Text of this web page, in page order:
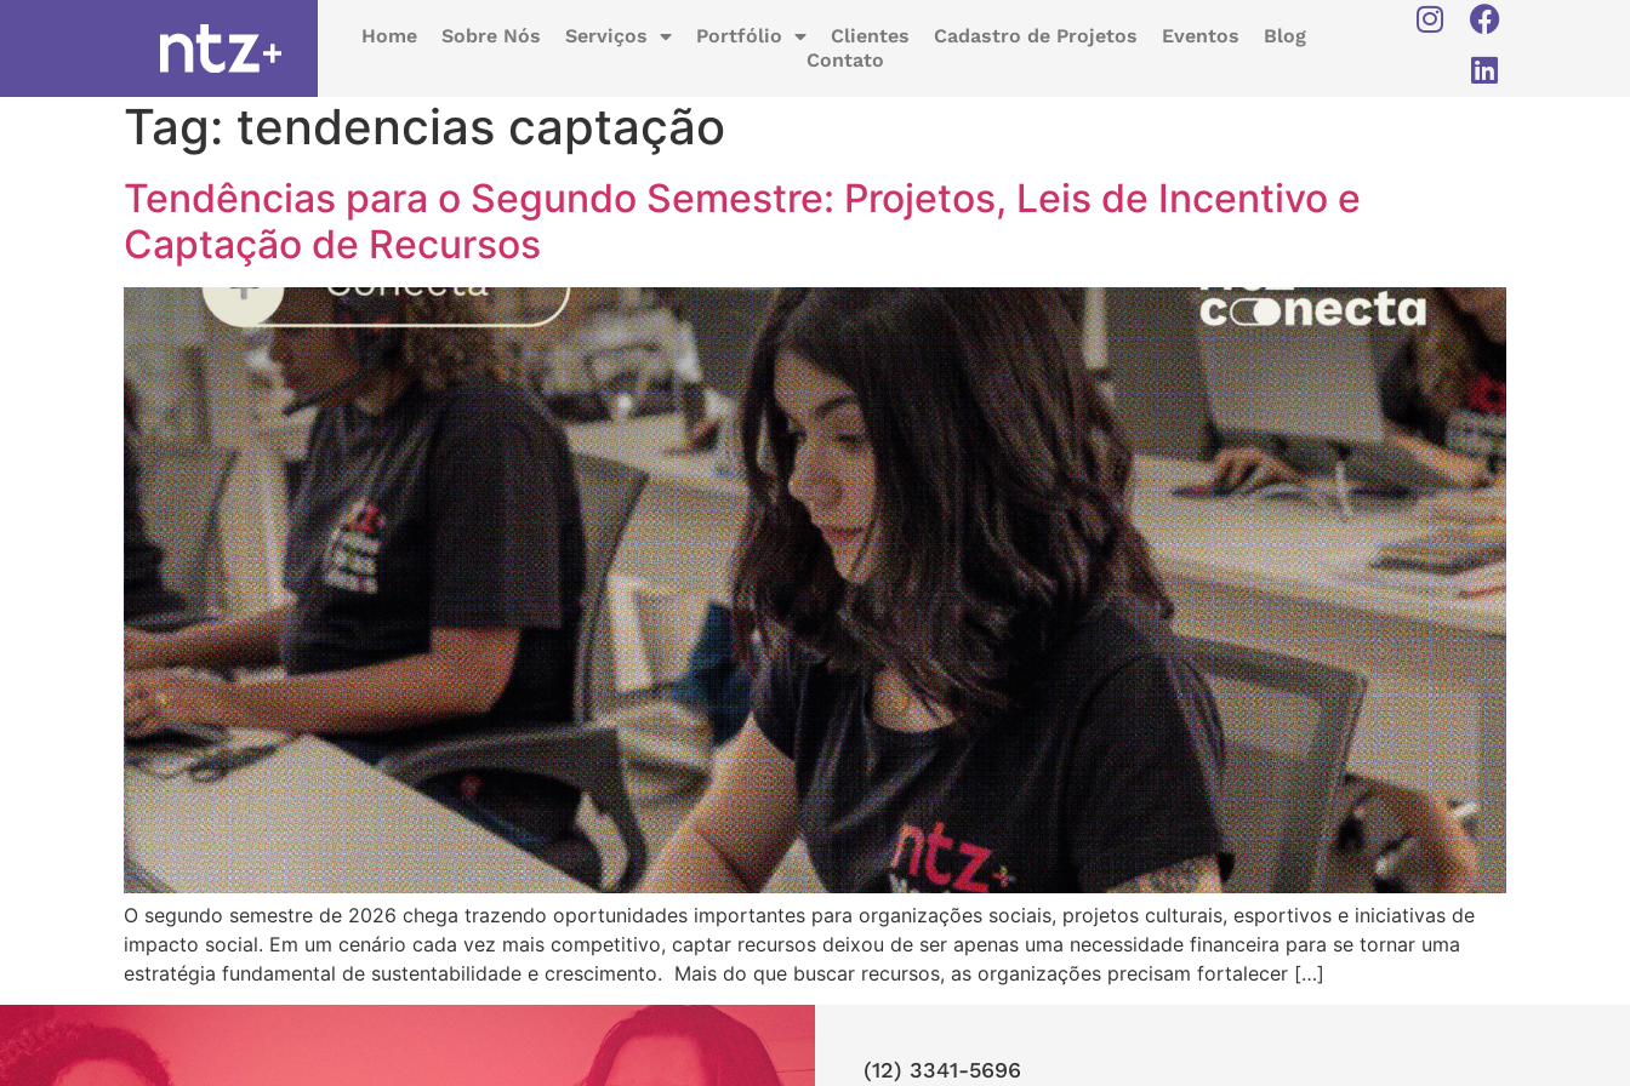
Home Sobre Nós Serviços Portfólio Clientes Cadastro de Projetos Eventos
Blog
Contato
Tag: tendencias captação
Tendências para o Segundo Semestre: Projetos, Leis de Incentivo e
Captação de Recursos
O segundo semestre de 2026 chega trazendo oportunidades importantes para organizações sociais, projetos culturais, esportivos e iniciativas de
impacto social. Em um cenário cada vez mais competitivo, captar recursos deixou de ser apenas uma necessidade financeira para se tornar uma
estratégia fundamental de sustentabilidade e crescimento. Mais do que buscar recursos, as organizações precisam fortalecer […]
(12) 3341-5696